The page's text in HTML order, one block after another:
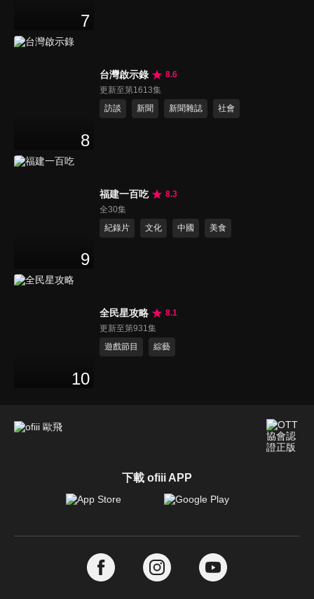
7
8
台灣啟示錄
8.6
更新至第1613集
訪談
新聞 新聞雜誌 社會
9
福建一百吃
8.3
全30集
紀錄片
文化 中國 美食
10
全民星攻略
8.1
更新至第931集
遊戲節目
綜藝
下載 ofiii APP